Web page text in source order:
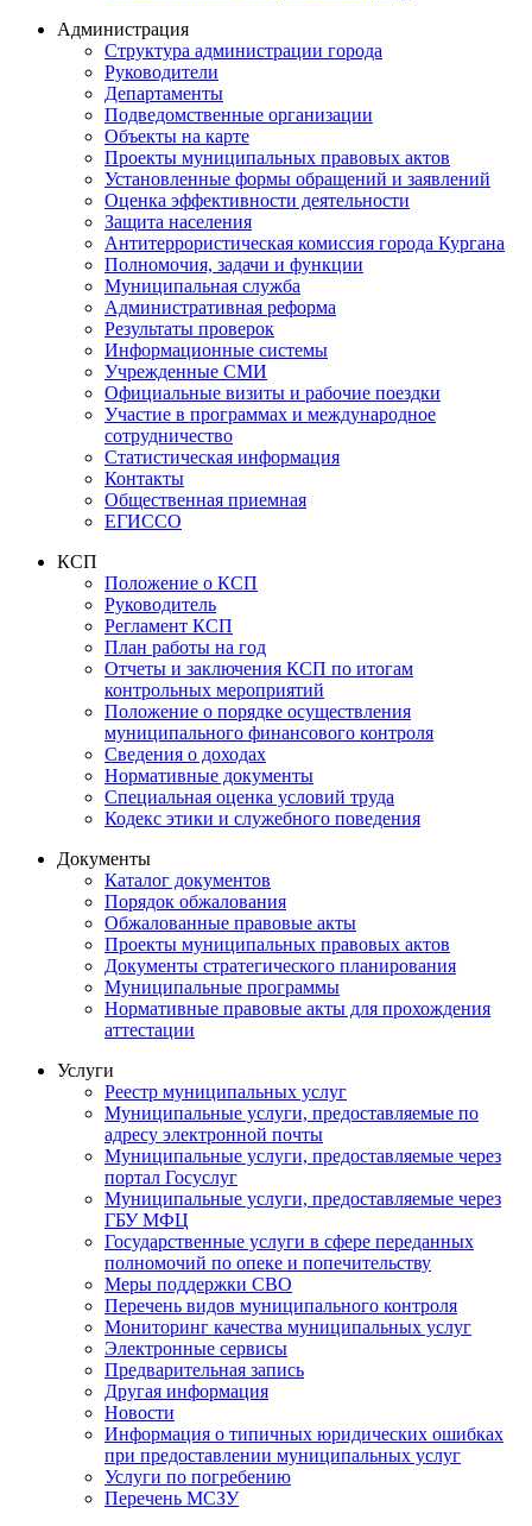
Администрация
Структура администрации города
Руководители
Департаменты
Подведомственные организации
Объекты на карте
Проекты муниципальных правовых актов
Установленные формы обращений и заявлений
Оценка эффективности деятельности
Защита населения
Антитеррористическая комиссия города Кургана
Полномочия, задачи и функции
Муниципальная служба
Административная реформа
Результаты проверок
Информационные системы
Учрежденные СМИ
Официальные визиты и рабочие поездки
Участие в программах и международное
сотрудничество
Статистическая информация
Контакты
Общественная приемная
ЕГИССО
КСП
Положение о КСП
Руководитель
Регламент КСП
План работы на год
Отчеты и заключения КСП по итогам
контрольных мероприятий
Положение о порядке осуществления
муниципального финансового контроля
Сведения о доходах
Нормативные документы
Специальная оценка условий труда
Кодекс этики и служебного поведения
Документы
Каталог документов
Порядок обжалования
Обжалованные правовые акты
Проекты муниципальных правовых актов
Документы стратегического планирования
Муниципальные программы
Нормативные правовые акты для прохождения
аттестации
Услуги
Реестр муниципальных услуг
Муниципальные услуги, предоставляемые по
адресу электронной почты
Муниципальные услуги, предоставляемые через
портал Госуслуг
Муниципальные услуги, предоставляемые через
ГБУ МФЦ
Государственные услуги в сфере переданных
полномочий по опеке и попечительству
Меры поддержки СВО
Перечень видов муниципального контроля
Мониторинг качества муниципальных услуг
Электронные сервисы
Предварительная запись
Другая информация
Новости
Информация о типичных юридических ошибках
при предоставлении муниципальных услуг
Услуги по погребению
Перечень МСЗУ